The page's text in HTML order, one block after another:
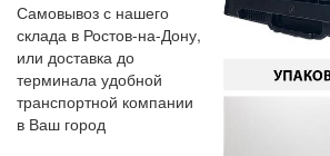
Самовывоз с нашего
склада в Ростов-на-Дону,
или доставка до
терминала удобной
транспортной компании
в Ваш город